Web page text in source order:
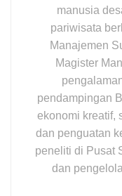
manusia
pariwisata
Manajemen
Magister
pendampingan
ekonomi kreatif,
dan penguatan
peneliti di Pusat
dan